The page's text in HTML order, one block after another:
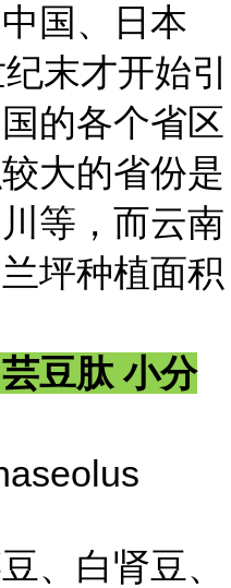
国、日本
末才开始引
的各个省区
大的省份是
等，而云南
坪种植面积
豆肽 小分
、白肾豆、